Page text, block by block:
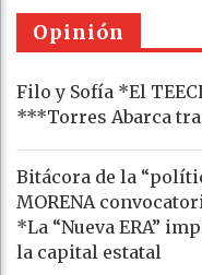
Opinión
Filo y Sofía *El
***Torres Abarca
Bitácora de la
MORENA
*La “Nueva ERA”
la capital estatal